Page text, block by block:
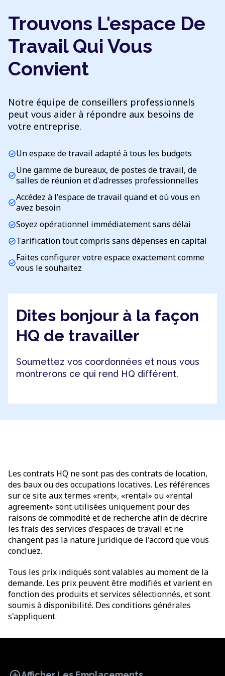
Trouvons L'espace De
Travail Qui Vous
Convient
Notre équipe de conseillers professionnels
peut vous aider à répondre aux besoins de
votre entreprise.
check_circleUn espace de travail adapté à tous les budgets
check_circleUne gamme de bureaux, de postes de travail, de
salles de réunion et d'adresses professionnelles
check_circleAccédez à l'espace de travail quand et où vous en
avez besoin
check_circleSoyez opérationnel immédiatement sans délai
check_circleTarification tout compris sans dépenses en capital
check_circleFaites configurer votre espace exactement comme
vous le souhaitez
Dites bonjour à la façon
HQ de travailler
Soumettez vos coordonnées et nous vous
montrerons ce qui rend HQ différent.
Les contrats HQ ne sont pas des contrats de location,
des baux ou des occupations locatives. Les références
sur ce site aux termes «rent», «rental» ou «rental
agreement» sont utilisées uniquement pour des
raisons de commodité et de recherche afin de décrire
les frais des services d'espaces de travail et ne
changent pas la nature juridique de l'accord que vous
concluez.
Tous les prix indiqués sont valables au moment de la
demande. Les prix peuvent être modifiés et varient en
fonction des produits et services sélectionnés, et sont
soumis à disponibilité. Des conditions générales
s'appliquent.